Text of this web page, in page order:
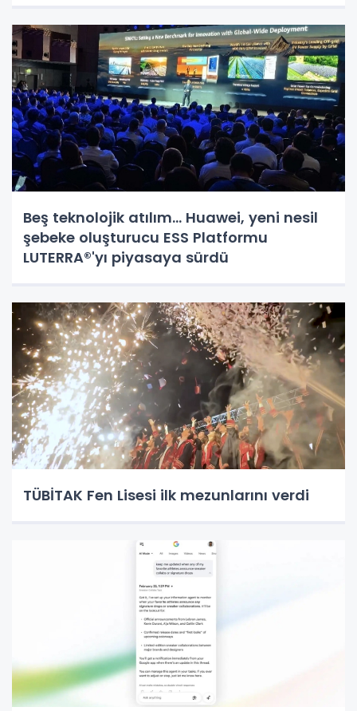
Beş teknolojik atılım... Huawei, yeni nesil
şebeke oluşturucu ESS Platformu
LUTERRA®'yı piyasaya sürdü
TÜBİTAK Fen Lisesi ilk mezunlarını verdi